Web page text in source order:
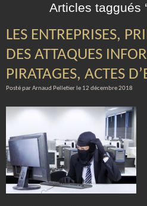
Articles taggués
LES ENTREPRISES,
DES ATTAQUES
PIRATAGES, ACTES
Posté par Arnaud Pelletier le 12 décembre 2018